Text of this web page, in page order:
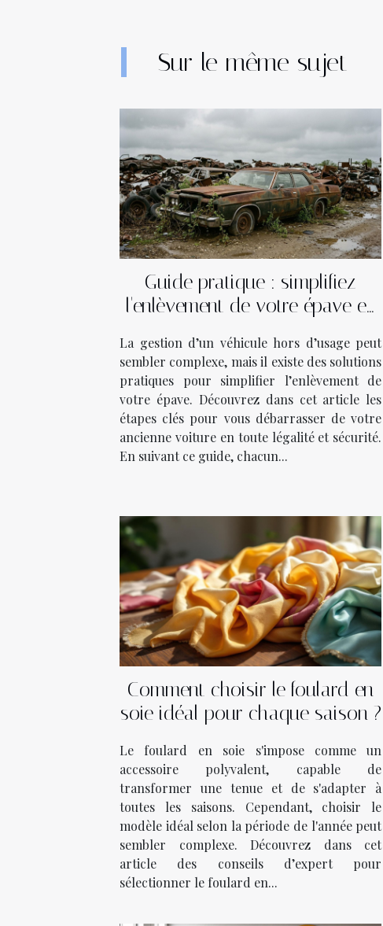
Sur le même sujet
Guide pratique : simplifiez
l'enlèvement de votre épave en
La gestion d’un véhicule hors d’usage peut
sembler complexe, mais il existe des solutions
pratiques pour simplifier l’enlèvement de
votre épave. Découvrez dans cet article les
étapes clés pour vous débarrasser de votre
ancienne voiture en toute légalité et sécurité.
En suivant ce guide, chacun...
Comment choisir le foulard en
soie idéal pour chaque saison ?
Le foulard en soie s'impose comme un
accessoire polyvalent, capable de
transformer une tenue et de s'adapter à
toutes les saisons. Cependant, choisir le
modèle idéal selon la période de l'année peut
sembler complexe. Découvrez dans cet
article des conseils d’expert pour
sélectionner le foulard en...